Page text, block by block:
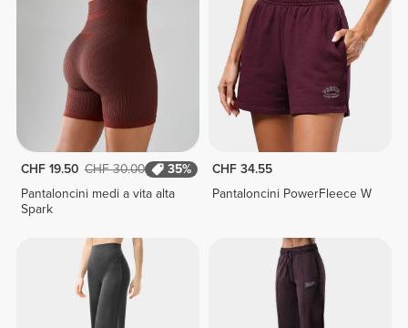
CHF 19.50 CHF 30.00
35%
Pantaloncini medi a vita alta
Spark
CHF 34.55
Pantaloncini PowerFleece W